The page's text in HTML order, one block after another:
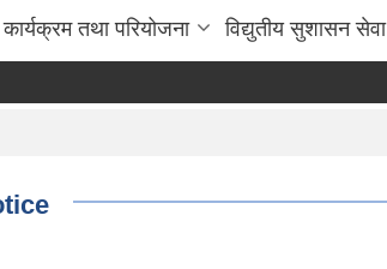
कार्यक्रम तथा परियोजना विद्युतीय सुशासन सेवा